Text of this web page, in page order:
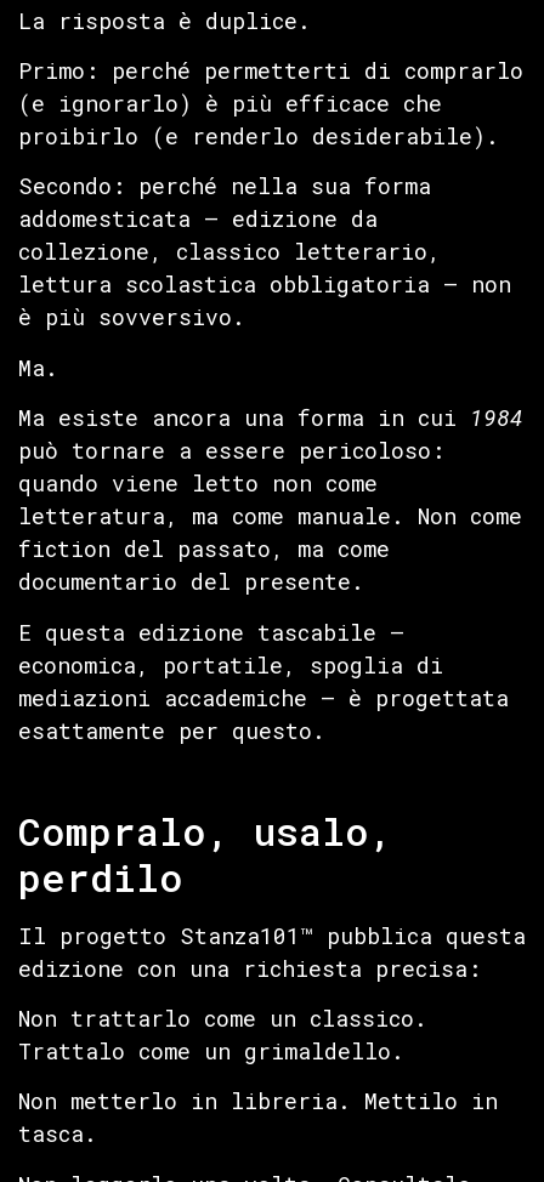
La risposta è duplice.
Primo: perché permetterti di comprarlo
(e ignorarlo) è più efficace che
proibirlo (e renderlo desiderabile).
Secondo: perché nella sua forma
addomesticata — edizione da
collezione, classico letterario,
lettura scolastica obbligatoria — non
è più sovversivo.
Ma.
Ma esiste ancora una forma in cui 1984
può tornare a essere pericoloso:
quando viene letto non come
letteratura, ma come manuale. Non come
fiction del passato, ma come
documentario del presente.
E questa edizione tascabile —
economica, portatile, spoglia di
mediazioni accademiche — è progettata
esattamente per questo.
Compralo, usalo,
perdilo
Il progetto Stanza101™ pubblica questa
edizione con una richiesta precisa:
Non trattarlo come un classico.
Trattalo come un grimaldello.
Non metterlo in libreria. Mettilo in
tasca.